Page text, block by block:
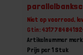
Niet op voorraad,
Gtin:
Artikelnummer
Prijs per 1 Stuk